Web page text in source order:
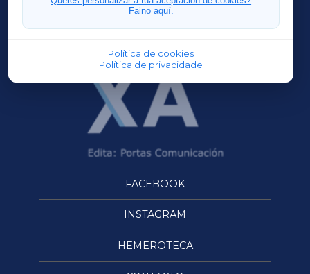
Faino aquí.
Política de cookies
Política de privacidade
OURENSEXA
FACEBOOK
INSTAGRAM
HEMEROTECA